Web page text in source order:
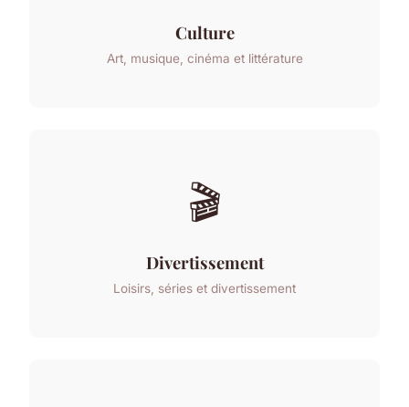
Culture
Art, musique, cinéma et littérature
🎬
Divertissement
Loisirs, séries et divertissement